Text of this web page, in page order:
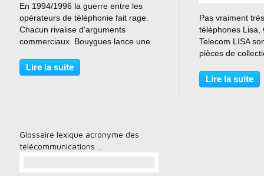
En 1994/1996 la guerre entre les
opérateurs de téléphonie fait rage.
Chacun rivalise d'arguments
commerciaux. Bouygues lance une
haute résolution ...
Lire la suite
Pas vraiment
téléphones Lisa,
Telecom LISA
pièces de
et spécialisée
la maintenance
Lire la suite
Glossaire lexique acronyme des
télécommunications ...